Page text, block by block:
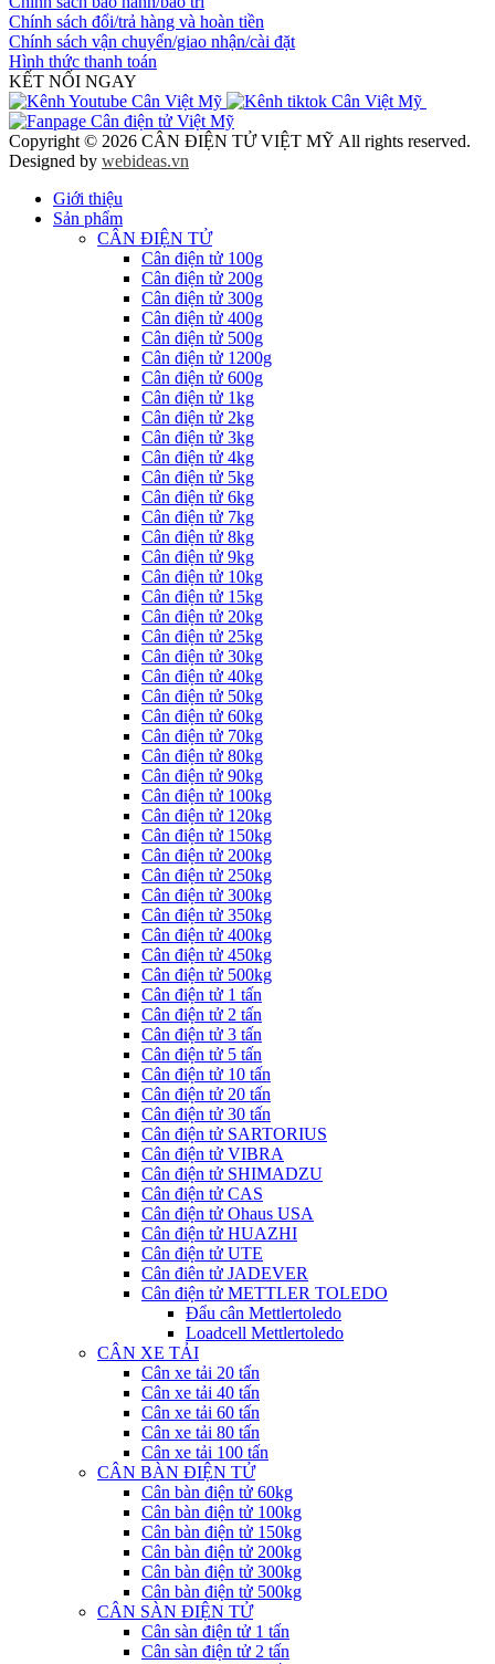
Chính sách đổi/trả hàng và hoàn tiền
Chính sách vận chuyển/giao nhận/cài đặt
Hình thức thanh toán
KẾT NỐI NGAY
Copyright © 2026 CÂN ĐIỆN TỬ VIỆT MỸ All rights reserved.
Designed by webideas.vn
Giới thiệu
Sản phẩm
CÂN ĐIỆN TỬ
Cân điện tử 100g
Cân điện tử 200g
Cân điện tử 300g
Cân điện tử 400g
Cân điện tử 500g
Cân điện tử 1200g
Cân điện tử 600g
Cân điện tử 1kg
Cân điện tử 2kg
Cân điện tử 3kg
Cân điện tử 4kg
Cân điện tử 5kg
Cân điện tử 6kg
Cân điện tử 7kg
Cân điện tử 8kg
Cân điện tử 9kg
Cân điện tử 10kg
Cân điện tử 15kg
Cân điện tử 20kg
Cân điện tử 25kg
Cân điện tử 30kg
Cân điện tử 40kg
Cân điện tử 50kg
Cân điện tử 60kg
Cân điện tử 70kg
Cân điện tử 80kg
Cân điện tử 90kg
Cân điện tử 100kg
Cân điện tử 120kg
Cân điện tử 150kg
Cân điện tử 200kg
Cân điện tử 250kg
Cân điện tử 300kg
Cân điện tử 350kg
Cân điện tử 400kg
Cân điện tử 450kg
Cân điện tử 500kg
Cân điện tử 1 tấn
Cân điện tử 2 tấn
Cân điện tử 3 tấn
Cân điện tử 5 tấn
Cân điện tử 10 tấn
Cân điện tử 20 tấn
Cân điện tử 30 tấn
Cân điện tử SARTORIUS
Cân điện tử VIBRA
Cân điện tử SHIMADZU
Cân điện tử CAS
Cân điện tử Ohaus USA
Cân điện tử HUAZHI
Cân điện tử UTE
Cân điên tử JADEVER
Cân điện tử METTLER TOLEDO
Đẩu cân Mettlertoledo
Loadcell Mettlertoledo
CÂN XE TẢI
Cân xe tải 20 tấn
Cân xe tải 40 tấn
Cân xe tải 60 tấn
Cân xe tải 80 tấn
Cân xe tải 100 tấn
CÂN BÀN ĐIỆN TỬ
Cân bàn điện tử 60kg
Cân bàn điện tử 100kg
Cân bàn điện tử 150kg
Cân bàn điện tử 200kg
Cân bàn điện tử 300kg
Cân bàn điện tử 500kg
CÂN SÀN ĐIỆN TỬ
Cân sàn điện tử 1 tấn
Cân sàn điện tử 2 tấn